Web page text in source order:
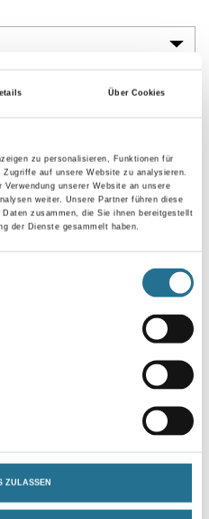
Über Cookies
zu personalisieren, Funktionen für
auf unsere Website zu analysieren.
unserer Website an unsere
weiter. Unsere Partner führen diese
zusammen, die Sie ihnen bereitgestellt
der Dienste gesammelt haben.
ZULASSEN
keramischen Bodenbelägen
Arbeiten. Begehbar bereits ab